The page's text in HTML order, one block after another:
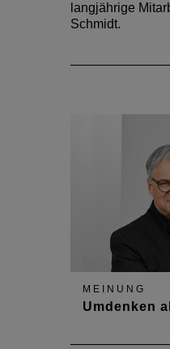
langjährige
Schmidt.
MEINUNG
Umdenken